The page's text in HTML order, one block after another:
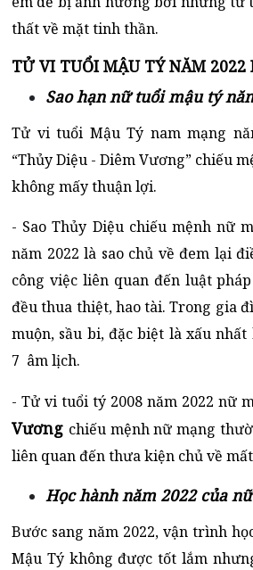
thất về mặt tinh thần.
TỬ VI TUỔI MẬU TÝ NĂM 2022
Sao hạn nữ tuổi mậu tý
Tử vi tuổi Mậu Tý nam mạng
“Thủy Diệu - Diêm Vương” chiếu
không mấy thuận lợi.
- Sao Thủy Diệu chiếu mệnh nữ
năm 2022 là sao chủ về đem lại
công việc liên quan đến luật
đều thua thiệt, hao tài. Trong gia
muộn, sầu bi, đặc biệt là xấu
7 âm lịch.
- Tử vi tuổi tý 2008 năm 2022 nữ
Vương chiếu mệnh nữ mạng
liên quan đến thưa kiện chủ về
Học hành năm 2022 của
Bước sang năm 2022, vận trình
Mậu Tý không được tốt lắm